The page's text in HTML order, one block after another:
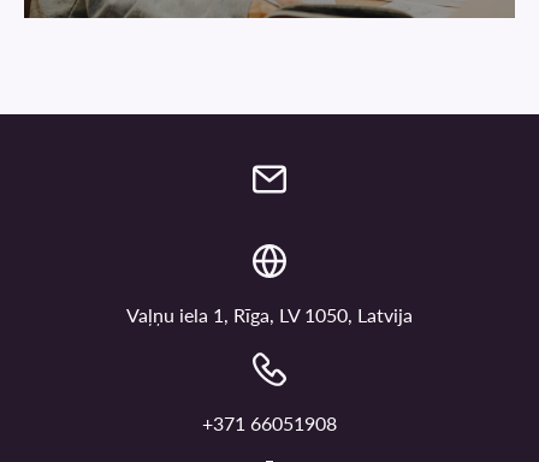
Vaļņu iela 1, Rīga, LV 1050, Latvija
+371 66051908